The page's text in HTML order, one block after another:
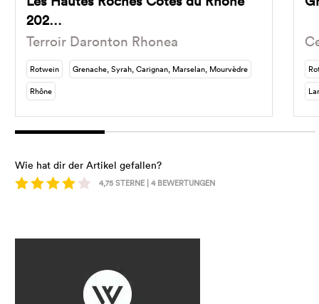
202…
Terroir Daronton Rhonea
Rotwein
Grenache, Syrah, Carignan, Marselan, Mourvèdre
Rhône
Wie hat dir der Artikel gefallen?
4,75STERNE | 4BEWERTUNGEN